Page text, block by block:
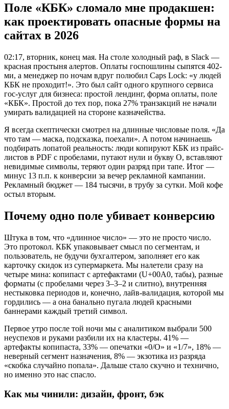
Поле «КБК» сломало мне продакшен:
как проектировать опасные формы на
сайтах в 2026
02:17, вторник, конец мая. На столе холодный раф, в Slack —
красная простыня алертов. Оплаты госпошлины сыпятся 402-
ми, а менеджер по ночам вдруг полюбил Caps Lock: «у людей
КБК не проходит!». Это был сайт одного крупного сервиса
гос-услуг для бизнеса: простой лендинг, форма оплаты, поле
«КБК». Простой до тех пор, пока 27% транзакций не начали
умирать валидацией на стороне казначейства.
Я всегда скептически смотрел на длинные числовые поля. «Да
что там — маска, подсказка, поехали». А потом начинаешь
подбирать лопатой реальность: люди копируют КБК из прайс-
листов в PDF с пробелами, путают нули и букву O, вставляют
невидимые символы, теряют один разряд при тапе. Итог —
минус 13 п.п. к конверсии за вечер рекламной кампании.
Рекламный бюджет — 184 тысячи, в трубу за сутки. Мой кофе
остыл вторым.
Почему одно поле убивает конверсию
Штука в том, что «длинное число» — это не просто число.
Это протокол. КБК упаковывает смысл по сегментам, и
пользователь, не будучи бухгалтером, заполняет его как
карточку скидок из супермаркета. Мы налетели сразу на
четыре мина: копипаст с артефактами (U+00A0, табы), разные
форматы (с пробелами через 3–3–2 и слитно), внутренняя
нестыковка периодов и, конечно, лайв-валидация, которой мы
гордились — а она банально пугала людей красными
баннерами каждый третий символ.
Первое утро после той ночи мы с аналитиком выбрали 500
неуспехов и руками разбили их на кластеры. 41% —
артефакты копипаста, 33% — опечатки «0/O» и «1/7», 18% —
неверный сегмент назначения, 8% — экзотика из разряда
«скобка случайно попала». Дальше стало скучно и технично,
но именно это нас спасло.
Как мы чинили: дизайн, фронт, бэк